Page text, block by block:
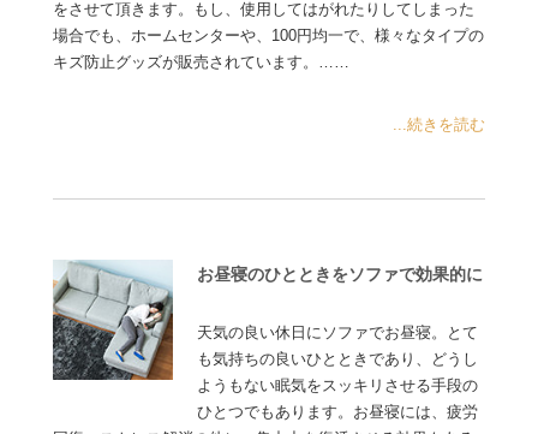
をさせて頂きます。もし、使用してはがれたりしてしまった
場合でも、ホームセンターや、100円均一で、様々なタイプの
キズ防止グッズが販売されています。……
...続きを読む
お昼寝のひとときをソファで効果的に
天気の良い休日にソファでお昼寝。とて
も気持ちの良いひとときであり、どうし
ようもない眠気をスッキリさせる手段の
ひとつでもあります。お昼寝には、疲労